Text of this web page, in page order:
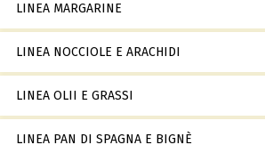
LINEA MARGARINE
LINEA NOCCIOLE E ARACHIDI
LINEA OLII E GRASSI
LINEA PAN DI SPAGNA E BIGNÈ